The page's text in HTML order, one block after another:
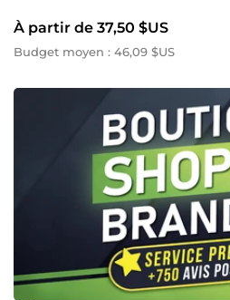
À partir de 37,50 $US
Budget moyen : 46,09 $US